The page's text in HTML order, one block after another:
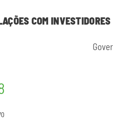
COM INVESTIDORES